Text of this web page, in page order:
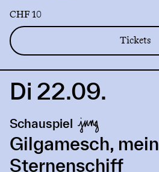
CHF 10
Tickets
Link
Gilgamesch,
mein
Sternenschiff
Di 22.09.
Schauspiel
Gilgamesch, mein
Sternenschiff